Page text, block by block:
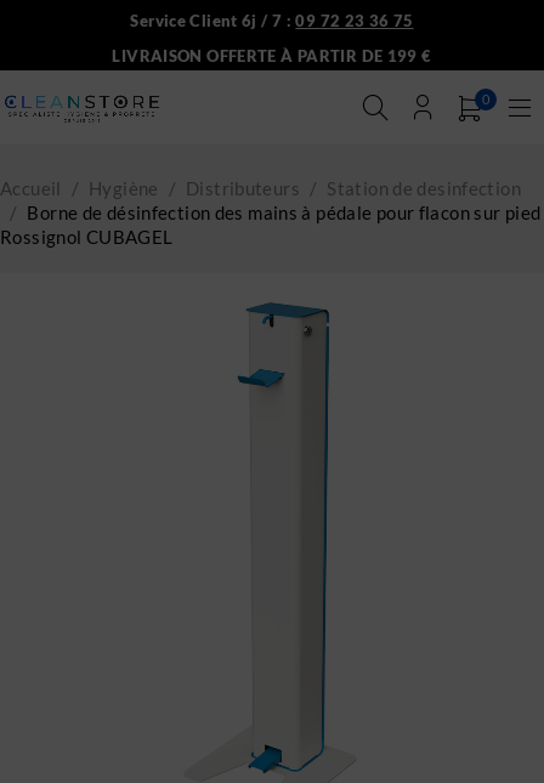
Service Client 6j / 7 :09 72 23 36 75
LIVRAISON OFFERTE À PARTIR DE 199 €
0
Accueil / Hygiène / Distributeurs / Station de desinfection
/ Borne de désinfection des mains à pédale pour flacon sur pied
Rossignol CUBAGEL